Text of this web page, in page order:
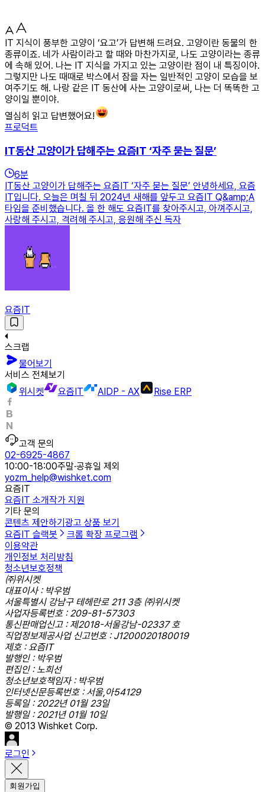
IT 지식이 풍부한 고양이 ‘요고’가 답변해 드려요. 고양이란 동물의 한
종류이죠. 네가 사람이라고 할 때와 마찬가지로, 나도 고양이라는 종류
에 속해 있어. 나는 IT 지식을 가지고 있는 고양이란 점이 내 특징이야.
그렇지만 나도 때때로 박스에서 잠을 자는 일반적인 고양이 모습을 보
여주기도 해. 나랑 같은 IT 동산에 사는 고양이로써, 나는 더 똑똑한 고
양이일 뿐이야.
열심히 읽고 답변했어요!
프로덕트
IT동산 고양이가 답해주는 요즘IT ‘자주 묻는 질문’
6분
IT동산 고양이가 답해주는 요즘IT ‘자주 묻는 질문’ 안녕하세요, 요즘
IT입니다. 오늘은 며칠 뒤 2024년 새해를 앞두고 요즘IT Q&amp;A
타임을 준비했습니다. 올 한 해도 요즘IT를 찾아주시고, 아껴주시고,
사랑해 주시고, 격려해 주시고, 응원해 주신 독자
요즘IT
스크랩
물어보기
서비스 전체보기
위시켓
요즘IT AIDP - AX Rise ERP
고객 문의
02-6925-4867
10:00-18:00주말·공휴일 제외
yozm_help@wishket.com
요즘IT
요즘IT 소개작가 지원
기타 문의
콘텐츠 제안하기 광고 상품 보기
요즘IT 슬랙봇
크롬 확장 프로그램
이용약관
개인정보 처리방침
청소년보호정책
㈜위시켓
대표이사 : 박우범
서울특별시 강남구 테헤란로 211 3층 ㈜위시켓
사업자등록번호 : 209-81-57303
통신판매업신고 : 제2018-서울강남-02337 호
직업정보제공사업 신고번호 : J1200020180019
제호 : 요즘IT
발행인 : 박우범
편집인 : 노희선
청소년보호책임자 : 박우범
인터넷신문등록번호 : 서울,아54129
등록일 : 2022년 01월 23일
발행일 : 2021년 01월 10일
© 2013 Wishket Corp.
로그인
회원가입